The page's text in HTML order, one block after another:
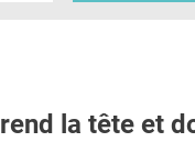
la tête et